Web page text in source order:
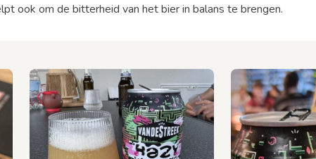
ook om de bitterheid van het bier in balans te brengen.